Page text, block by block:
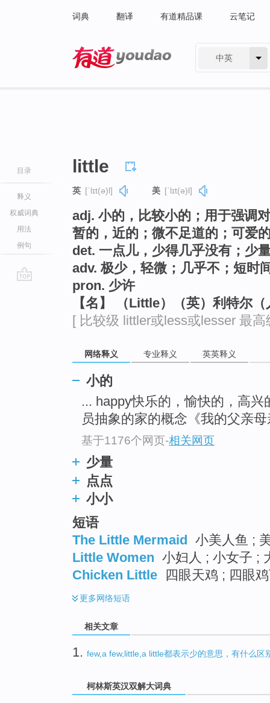
词典 翻译 有道精品课 云笔记
中英
目录
释义
权威词典
用法
例句
little
英 [ˈlɪt(ə)l] 美 [ˈlɪt(ə)l]
adj. 小的，比较小的；用于强调
暂的，近的；微不足道的；可爱
det. 一点儿，少得几乎没有；少
adv. 极少，轻微；几乎不；短时
pron. 少许
【名】 （Little）（英）利特尔
[ 比较级 littler或less或lesser 最
网络释义 专业释义 英英释义
小的
... happy快乐的，愉快的，高
员抽象的家的概念《我的父亲
基于1176个网页-相关网页
少量
点点
小小
短语
The Little Mermaid 小美人鱼 ;
Little Women 小妇人 ; 小女子 ;
Chicken Little 四眼天鸡 ; 四眼
更多网络短语
相关文章
1. few,a few,little,a little都表示少的意思，有什么区
柯林斯英汉双解大词典